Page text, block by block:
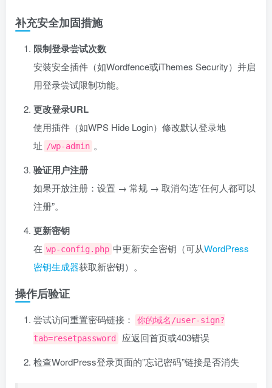
补充安全加固措施
限制登录尝试次数
安装安全插件（如Wordfence或iThemes Security）并启
用登录尝试限制功能。
更改登录URL
使用插件（如WPS Hide Login）修改默认登录地
址 /wp-admin 。
验证用户注册
如果开放注册：设置 → 常规 → 取消勾选”任何人都可以
注册”。
更新密钥
在 wp-config.php 中更新安全密钥（可从WordPress
密钥生成器获取新密钥）。
操作后验证
尝试访问重置密码链接：
你的域名/user-sign?
tab=resetpassword
应返回首页或403错误
检查WordPress登录页面的”忘记密码”链接是否消失